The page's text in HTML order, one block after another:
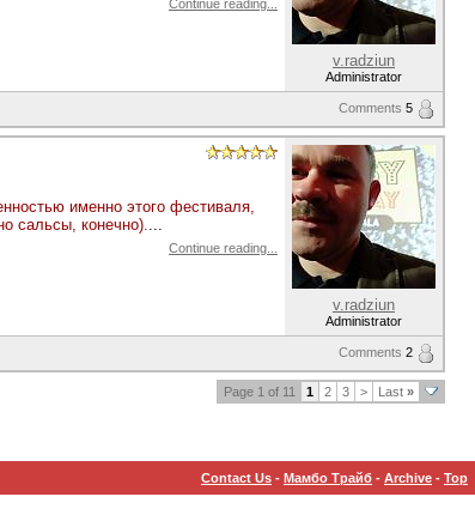
Continue reading...
v.radziun
Administrator
Comments 5
именно этого фестиваля,
сальсы, конечно)....
Continue reading...
v.radziun
Administrator
Comments 2
Page 1 of 11 1 2 3 > Last »
Contact Us - Мамбо Трайб - Archive - Top